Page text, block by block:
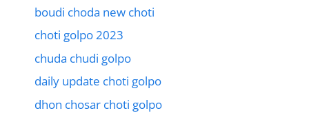
boudi choda new choti
choti golpo 2023
chuda chudi golpo
daily update choti golpo
dhon chosar choti golpo